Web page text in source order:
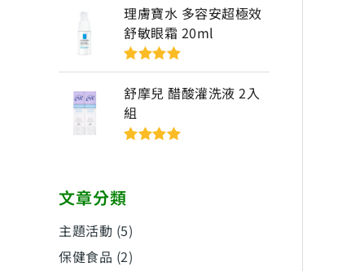
5
理膚寶水 多容安超極效
舒敏眼霜 20ml
評分5滿分
5
舒摩兒 醋酸灌洗液 2入
組
文章分類
主題活動 (5)
保健食品 (2)